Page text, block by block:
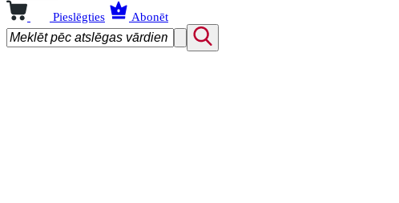
Pieslēgties Abonēt